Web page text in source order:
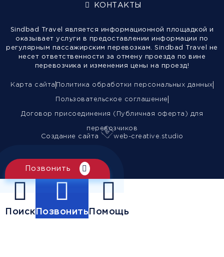
КОНТАКТЫ
Sindbad Travel является информационной площадкой и
оказывает услуги в предоставлении информации по
регулярным пассажирским перевозкам. Sindbad Travel не
несет ответственности за отмену проезда по вине
перевозчика и изменения цены на проезд!
Карта сайта Политика обработки персональных данных
Пользовательское соглашение
Договор присоединения (Публичная оферта) для
перевозчиков
Создание сайта
web-creative.studio
Позвонить
ПоискПозвонитьПомощь